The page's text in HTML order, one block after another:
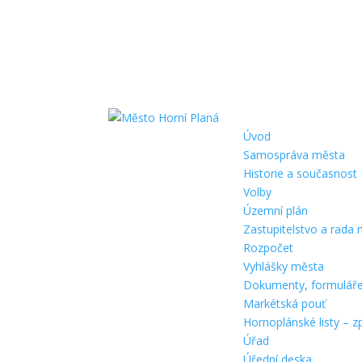
Úvod
Samospráva města
Historie a současnost
Volby
Územní plán
Zastupitelstvo a rada
Rozpočet
Vyhlášky města
Dokumenty, formuláře
Markétská pouť
Hornoplánské listy –
Úřad